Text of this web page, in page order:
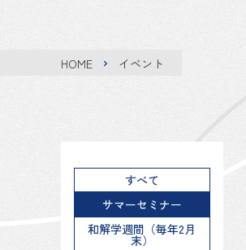
HOME イベント
すべて
サマーセミナー
和解学週間（毎年2月
末）